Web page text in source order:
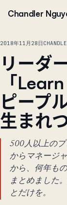
Chandler
2018年11月28日
リーダ
「
ピープ
生まれ
500人以上の
からマネージ
から、何年も
まとめました
とだけを。